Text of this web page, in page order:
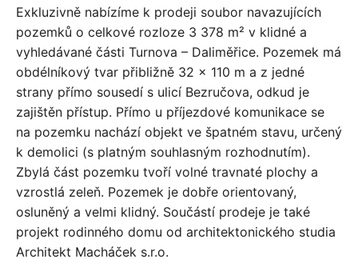
Exkluzivně nabízíme k prodeji soubor navazujících
pozemků o celkové rozloze 3 378 m² v klidné a
vyhledávané části Turnova – Daliměřice. Pozemek má
obdélníkový tvar přibližně 32 × 110 m a z jedné
strany přímo sousedí s ulicí Bezručova, odkud je
zajištěn přístup. Přímo u příjezdové komunikace se
na pozemku nachází objekt ve špatném stavu, určený
k demolici (s platným souhlasným rozhodnutím).
Zbylá část pozemku tvoří volné travnaté plochy a
vzrostlá zeleň. Pozemek je dobře orientovaný,
osluněný a velmi klidný. Součástí prodeje je také
projekt rodinného domu od architektonického studia
Architekt Macháček s.r.o.